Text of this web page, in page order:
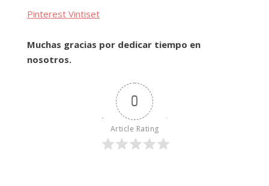
Pinterest Vintiset
Muchas gracias por dedicar tiempo en
nosotros.
0
Article Rating